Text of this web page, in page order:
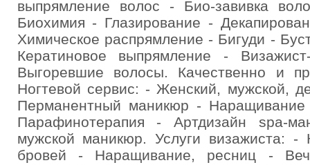
выпрямление волос - Био-завивка
Биохимия - Глазирование -
Химическое распрямление - Бигуди -
Кератиновое выпрямление -
Выгоревшие волосы. Качественно и
Ногтевой сервис: - Женский, мужской,
Перманентный маникюр - Наращивание
Парафинотерапия - Артдизайн spa-
мужской маникюр. Услуги визажиста: -
бровей - Наращивание, ресниц -